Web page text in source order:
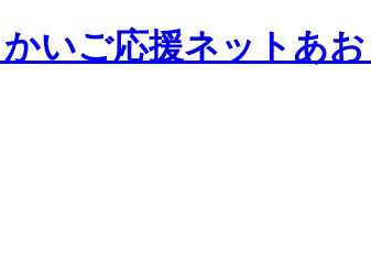
いご応援ネットあ